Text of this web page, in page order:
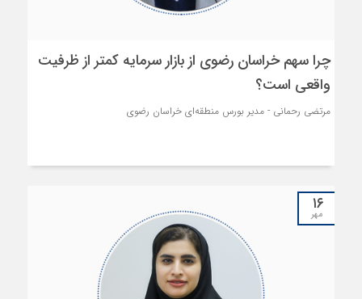
چرا سهم خراسان رضوی از بازار سرمایه کمتر از ظرفیت
واقعی است؟
مرتضی رحمانی - مدیر بورس منطقه‌ای خراسان رضوی
۱۶
مهر